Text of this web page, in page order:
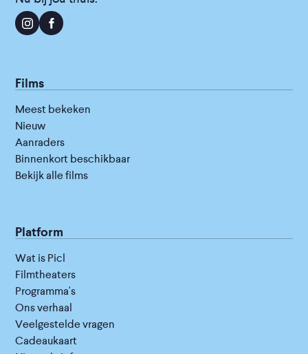
Films
Meest bekeken
Nieuw
Aanraders
Binnenkort beschikbaar
Bekijk alle films
Platform
Wat is Picl
Filmtheaters
Programma's
Ons verhaal
Veelgestelde vragen
Cadeaukaart